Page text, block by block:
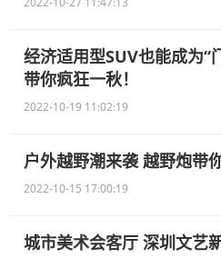
经济适用型SUV也能成为“
带你疯狂一秋！
2022-10-19 11:02:19
户外越野潮来袭 越野炮带
2022-10-15 17:00:19
城市美术会客厅 深圳文艺